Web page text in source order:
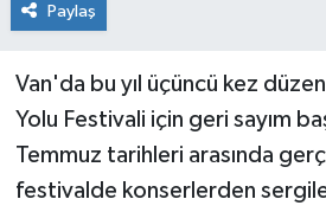
Paylaş
Van'da bu yıl üçüncü kez
Yolu Festivali için geri sayım
Temmuz tarihleri arasında
festivalde konserlerden